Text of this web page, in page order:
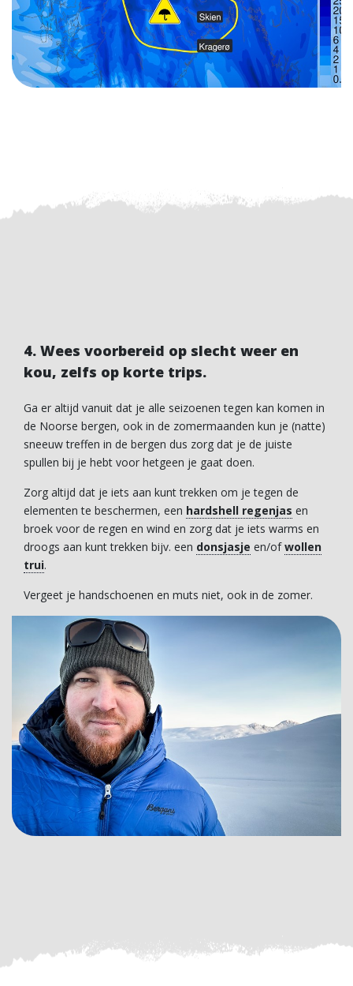
4. Wees voorbereid op slecht weer en
kou, zelfs op korte trips.
Ga er altijd vanuit dat je alle seizoenen tegen kan komen in
de Noorse bergen, ook in de zomermaanden kun je (natte)
sneeuw treffen in de bergen dus zorg dat je de juiste
spullen bij je hebt voor hetgeen je gaat doen.
Zorg altijd dat je iets aan kunt trekken om je tegen de
elementen te beschermen, een hardshell regenjas en
broek voor de regen en wind en zorg dat je iets warms en
droogs aan kunt trekken bijv. een donsjasje en/ofwollen
trui.
Vergeet je handschoenen en muts niet, ook in de zomer.